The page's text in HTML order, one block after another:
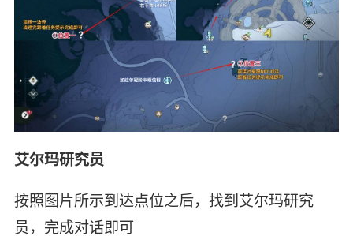
艾尔玛研究员
按照图片所示到达点位之后，找到艾尔玛研究
员，完成对话即可